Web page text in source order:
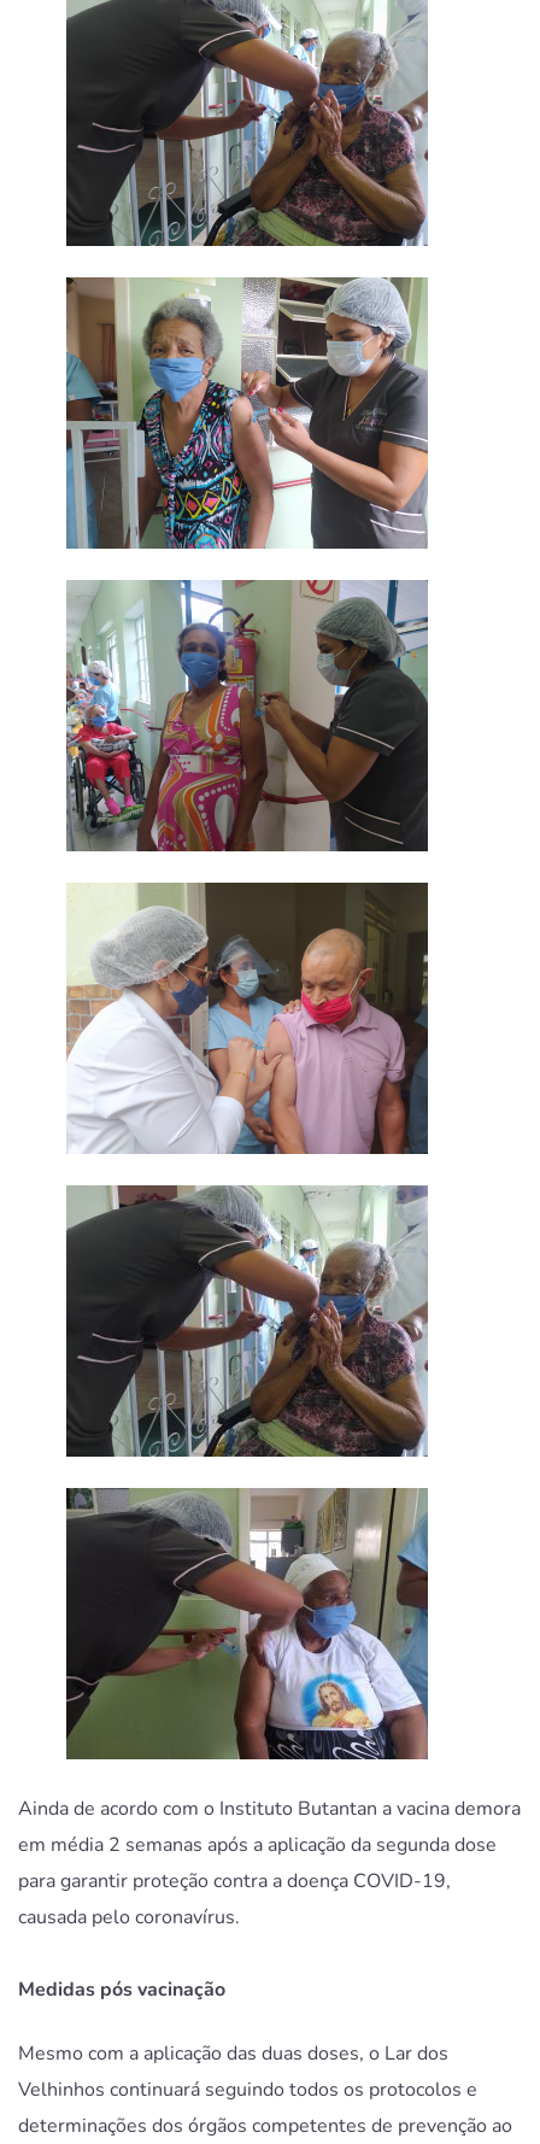
Ainda de acordo com o Instituto Butantan a vacina demora
em média 2 semanas após a aplicação da segunda dose
para garantir proteção contra a doença COVID-19,
causada pelo coronavírus.
Medidas pós vacinação
Mesmo com a aplicação das duas doses, o Lar dos
Velhinhos continuará seguindo todos os protocolos e
determinações dos órgãos competentes de prevenção ao